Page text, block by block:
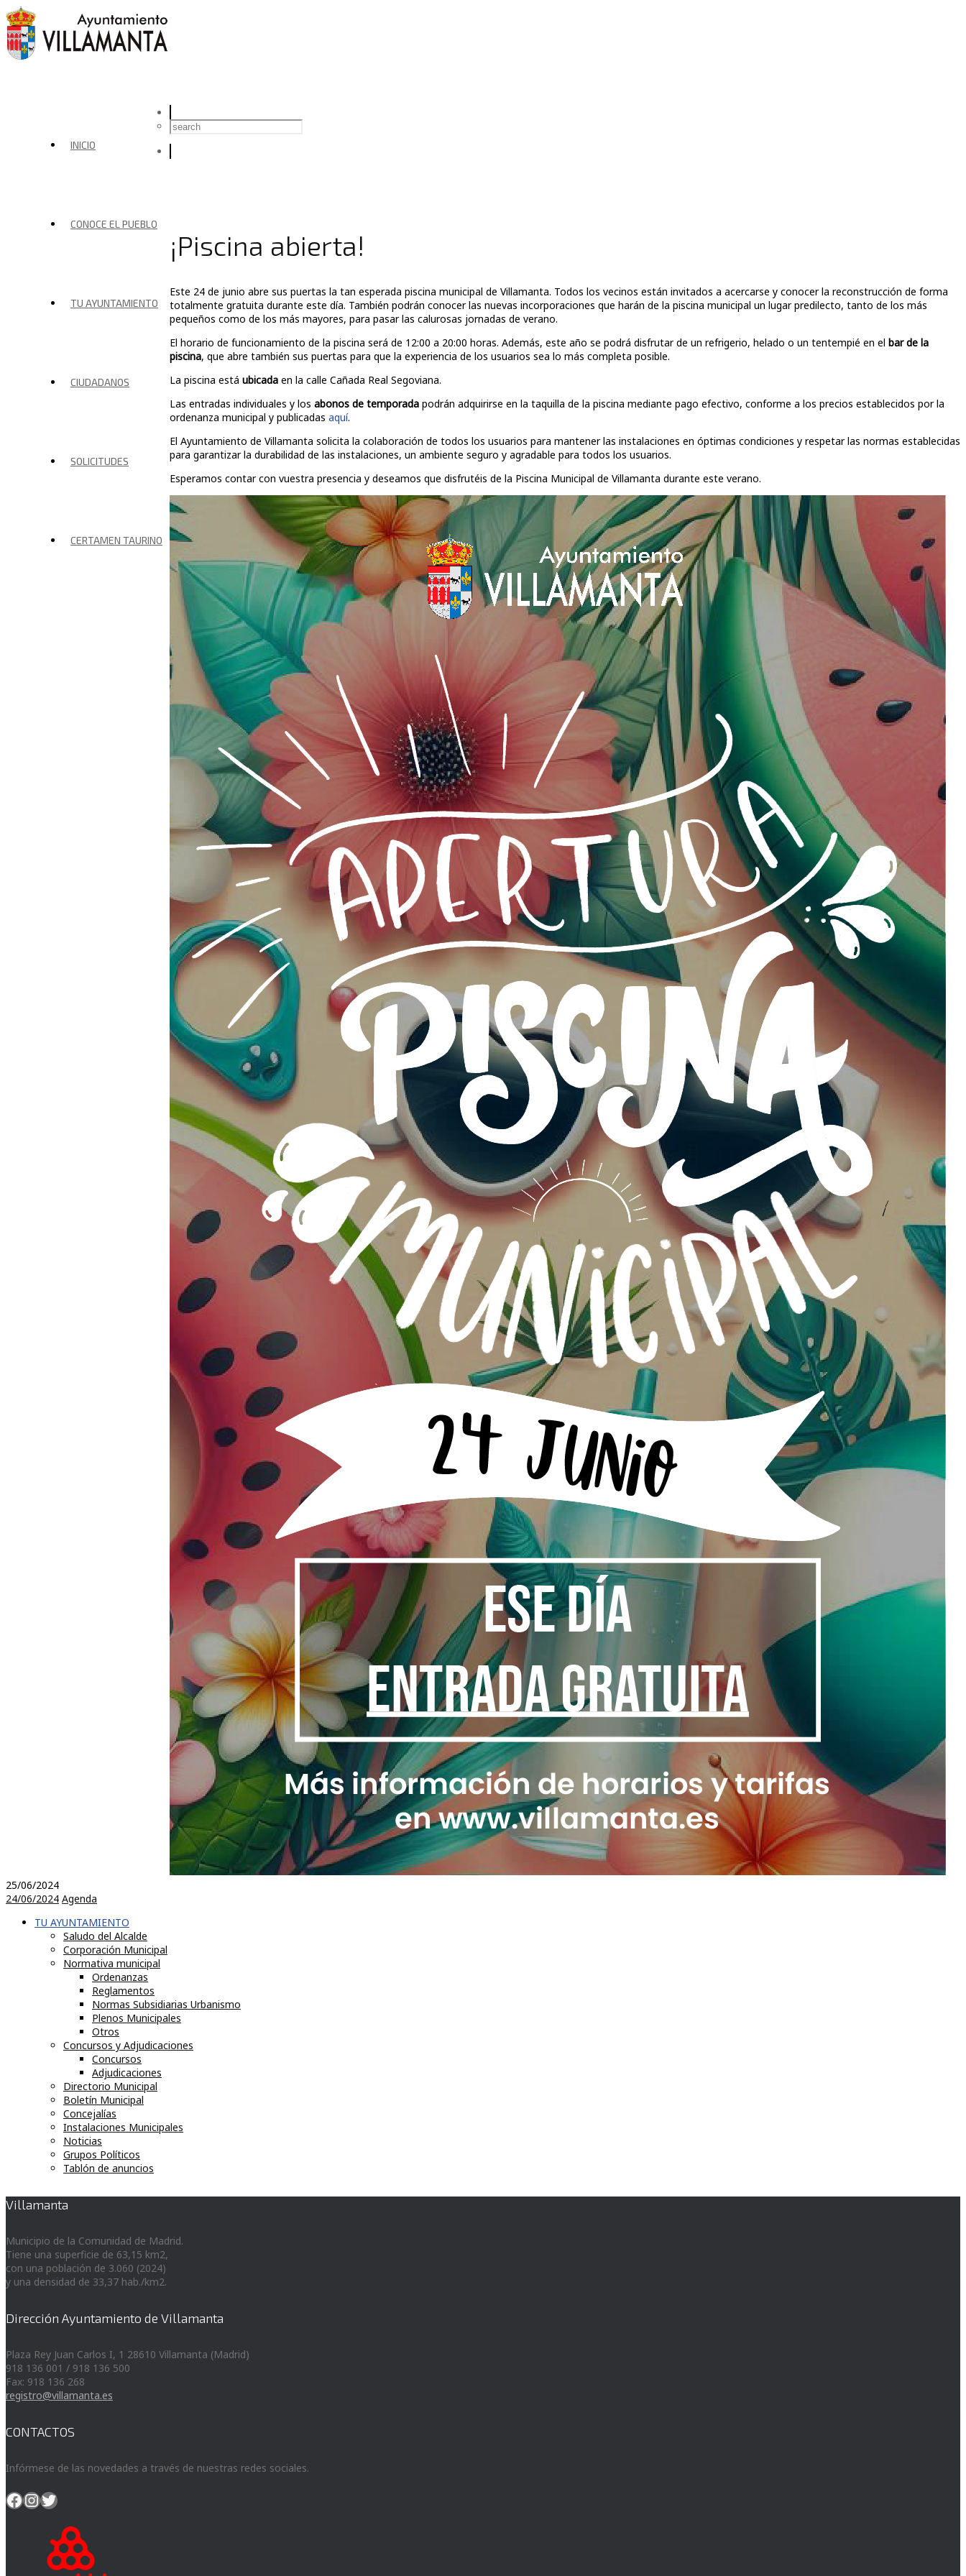
INICIO
CONOCE EL PUEBLO
TU AYUNTAMIENTO
CIUDADANOS
SOLICITUDES
CERTAMEN TAURINO
¡Piscina abierta!
Este 24 de junio abre sus puertas la tan esperada piscina municipal de Villamanta. Todos los vecinos están invitados a acercarse y conocer la reconstrucción de forma
totalmente gratuita durante este día. También podrán conocer las nuevas incorporaciones que harán de la piscina municipal un lugar predilecto, tanto de los más
pequeños como de los más mayores, para pasar las calurosas jornadas de verano.
El horario de funcionamiento de la piscina será de 12:00 a 20:00 horas. Además, este año se podrá disfrutar de un refrigerio, helado o un tentempié en el bar de la
piscina, que abre también sus puertas para que la experiencia de los usuarios sea lo más completa posible.
La piscina está ubicada en la calle Cañada Real Segoviana.
Las entradas individuales y los abonos de temporada podrán adquirirse en la taquilla de la piscina mediante pago efectivo, conforme a los precios establecidos por la
ordenanza municipal y publicadas aquí.
El Ayuntamiento de Villamanta solicita la colaboración de todos los usuarios para mantener las instalaciones en óptimas condiciones y respetar las normas establecidas
para garantizar la durabilidad de las instalaciones, un ambiente seguro y agradable para todos los usuarios.
Esperamos contar con vuestra presencia y deseamos que disfrutéis de la Piscina Municipal de Villamanta durante este verano.
25/06/2024
24/06/2024 Agenda
TU AYUNTAMIENTO
Saludo del Alcalde
Corporación Municipal
Normativa municipal
Ordenanzas
Reglamentos
Normas Subsidiarias Urbanismo
Plenos Municipales
Otros
Concursos y Adjudicaciones
Concursos
Adjudicaciones
Directorio Municipal
Boletín Municipal
Concejalías
Instalaciones Municipales
Noticias
Grupos Políticos
Tablón de anuncios
Villamanta
Municipio de la Comunidad de Madrid.
Tiene una superficie de 63,15 km2,
con una población de 3.060 (2024)
y una densidad de 33,37 hab./km2.
Dirección Ayuntamiento de Villamanta
Plaza Rey Juan Carlos I, 1 28610 Villamanta (Madrid)
918 136 001 / 918 136 500
Fax: 918 136 268
registro@villamanta.es
CONTACTOS
Infórmese de las novedades a través de nuestras redes sociales.
Facebook
Instagram
Twitter